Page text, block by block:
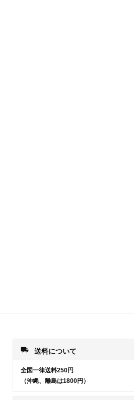
local_shipping 送料について
全国一律送料250円
（沖縄、離島は1800円）